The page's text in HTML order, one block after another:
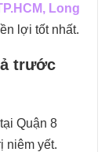
Long
lợi tốt nhất.
trước
Quận 8
niêm yết.